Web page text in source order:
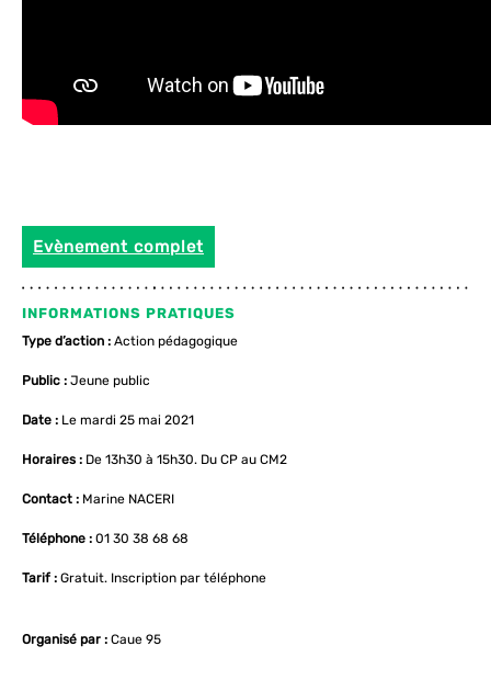
Evènement complet
INFORMATIONS PRATIQUES
Type d’action : Action pédagogique
Public : Jeune public
Date : Le mardi 25 mai 2021
Horaires : De 13h30 à 15h30. Du CP au CM2
Contact : Marine NACERI
Téléphone : 01 30 38 68 68
Tarif : Gratuit. Inscription par téléphone
Organisé par : Caue 95